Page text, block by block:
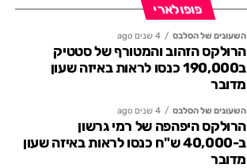
פופולארי
השעונים של הסלבס 4 שנים ago
הרולקס הזהוב והמטורף של סטטיק
ב190,000 כנסו לראות באיזה שעון
מדובר
השעונים של הסלבס 4 שנים ago
הרולקס היפהפה של רמי גרשון
ב-40,000 ש"ח כנסו לראות באיזה שעון
מדובר